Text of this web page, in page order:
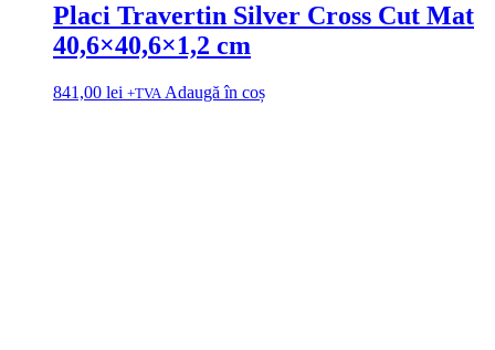
Placi Travertin Silver Cross Cut Mat
40,6×40,6×1,2 cm
841,00 lei +TVA Adaugă în coș